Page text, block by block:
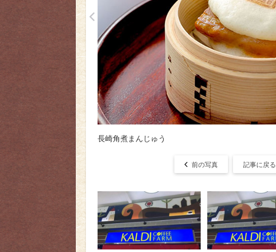
長崎角煮まんじゅう
前の写真 記事に戻る